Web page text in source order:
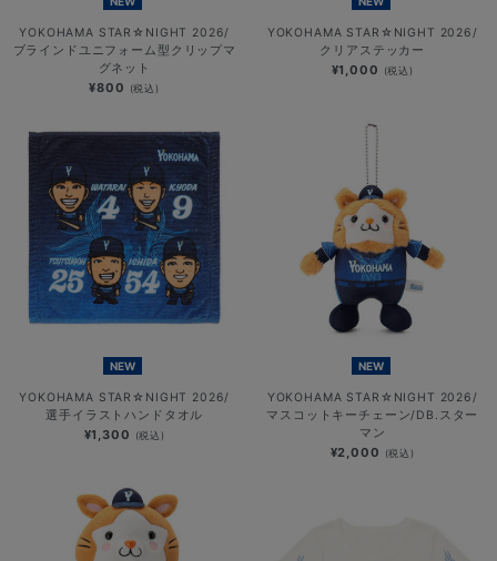
YOKOHAMA STAR☆NIGHT 2026/
ブラインドユニフォーム型クリップマ
グネット
¥800 (税込)
YOKOHAMA STAR☆NIGHT 2026/
クリアステッカー
¥1,000 (税込)
NEW
YOKOHAMA STAR☆NIGHT 2026/
選手イラストハンドタオル
¥1,300 (税込)
NEW
YOKOHAMA STAR☆NIGHT 2026/
マスコットキーチェーン/DB.スター
マン
¥2,000 (税込)